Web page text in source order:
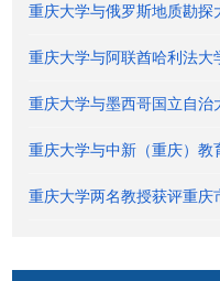
重庆大学与俄罗斯地质勘探
重庆大学与阿联酋哈利法大
重庆大学与墨西哥国立自治
重庆大学与中新（重庆）教
重庆大学两名教授获评重庆